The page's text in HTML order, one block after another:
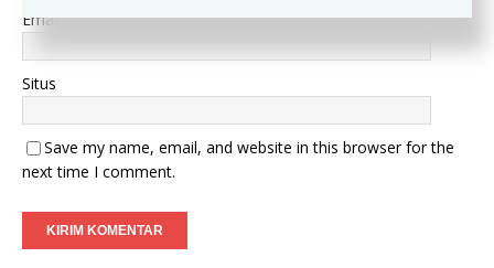
Email*
Situs
Save my name, email, and website in this browser for the
next time I comment.